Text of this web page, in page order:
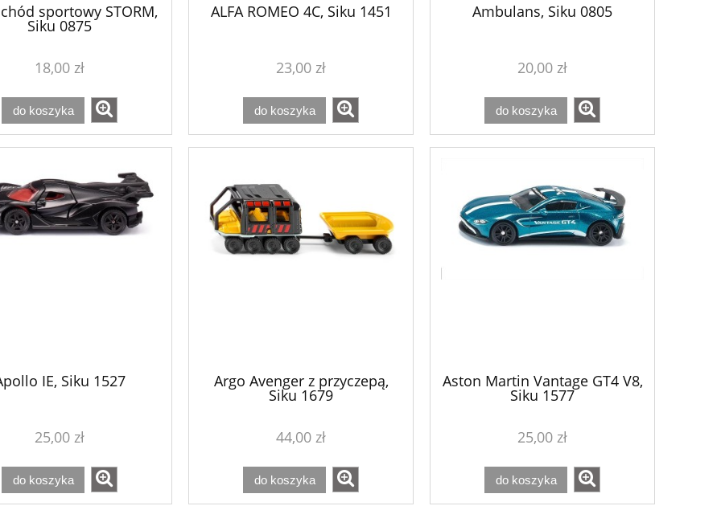
sportowy STORM,
Siku 0875
18,00 zł
do koszyka
ALFA ROMEO 4C, Siku 1451
23,00 zł
do koszyka
Ambulans, Siku 0805
20,00 zł
do koszyka
IE, Siku 1527
25,00 zł
do koszyka
Argo Avenger z przyczepą,
Siku 1679
44,00 zł
do koszyka
Aston Martin Vantage GT4 V8,
Siku 1577
25,00 zł
do koszyka